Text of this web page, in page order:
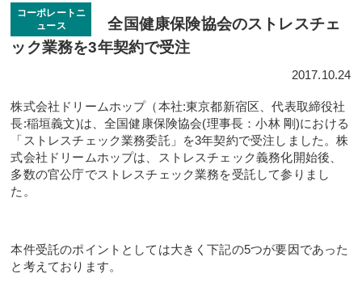
コーポレートニ
ュース
全国健康保険協会のストレスチェ
ック業務を3年契約で受注
2017.10.24
株式会社ドリームホップ（本社:東京都新宿区、代表取締役社
長:稲垣義文)は、全国健康保険協会(理事長：小林 剛)における
「ストレスチェック業務委託」を3年契約で受注しました。株
式会社ドリームホップは、ストレスチェック義務化開始後、
多数の官公庁でストレスチェック業務を受託して参りまし
た。
本件受託のポイントとしては大きく下記の5つが要因であった
と考えております。